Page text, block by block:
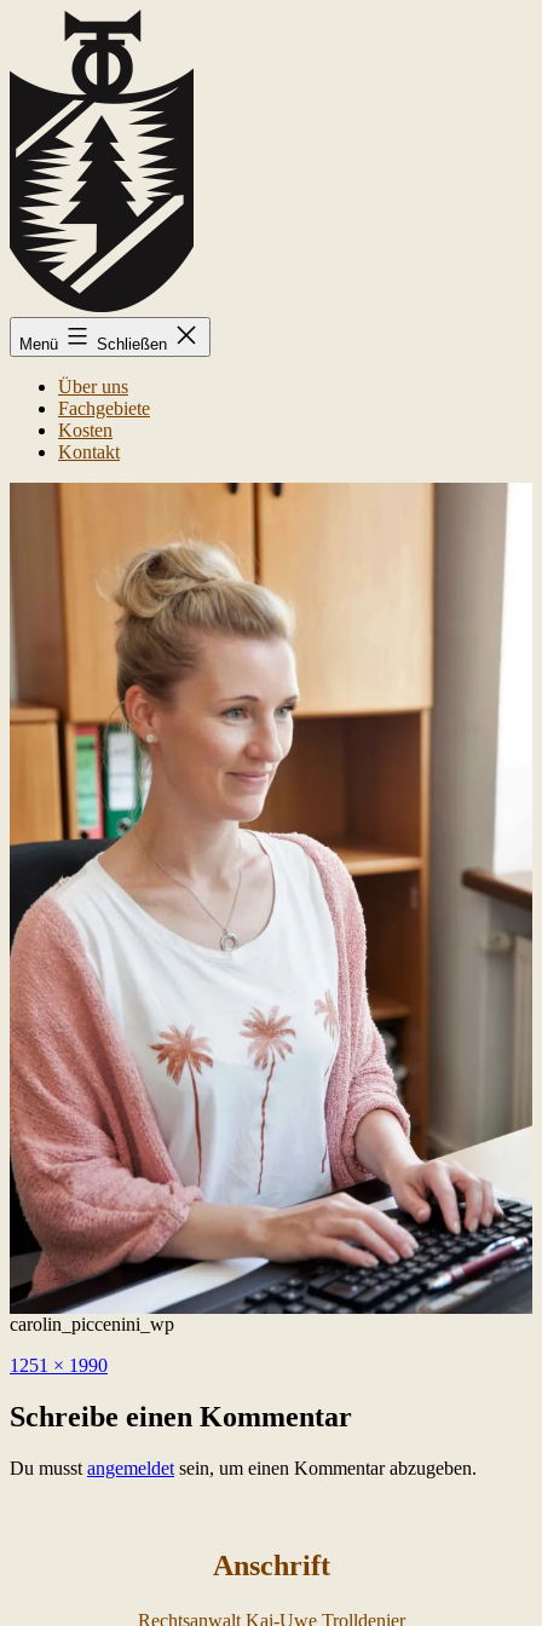
springen
Kai-
Uwe
Menü Schließen
Über uns
Fachgebiete
Kosten
Kontakt
carolin_piccenini_wp
Originalgröße
1251 × 1990
Schreibe einen Kommentar
Du musst angemeldet sein, um einen Kommentar abzugeben.
Anschrift
Rechtsanwalt Kai-Uwe Trolldenier